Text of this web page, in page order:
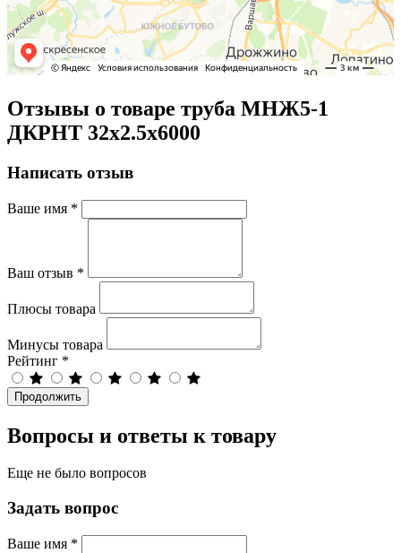
Отзывы о товаре труба МНЖ5-1
ДКРНТ 32х2.5х6000
Написать отзыв
Ваше имя *
Ваш отзыв *
Плюсы товара
Минусы товара
Рейтинг *
Продолжить
Вопросы и ответы к товару
Еще не было вопросов
Задать вопрос
Ваше имя *